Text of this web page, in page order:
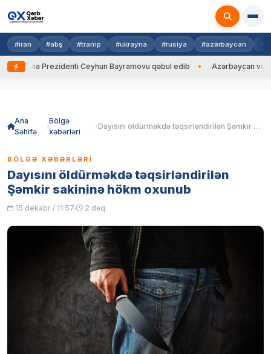
#iran #abş #tramp #ukrayna #rusiya #azərbaycan
Prezidenti Ceyhun Bayramovu qəbul edib Azərbaycan və
Ana
Səhifə
Bölgə
xəbərləri
Dayısını öldürməkdə təqsirləndirilən Şəmkir sakininə hökm oxunub
BÖLGƏ XƏBƏRLƏRI
Dayısını öldürməkdə təqsirləndirilən
Şəmkir sakininə hökm oxunub
15 dekabr / 11:57 2 dəq